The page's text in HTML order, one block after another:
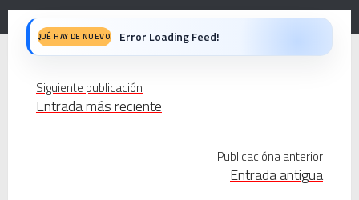
QUÉ HAY DE NUEVO? Error Loading Feed!
Siguiente publicación
Entrada más reciente
Publicacióna anterior
Entrada antigua